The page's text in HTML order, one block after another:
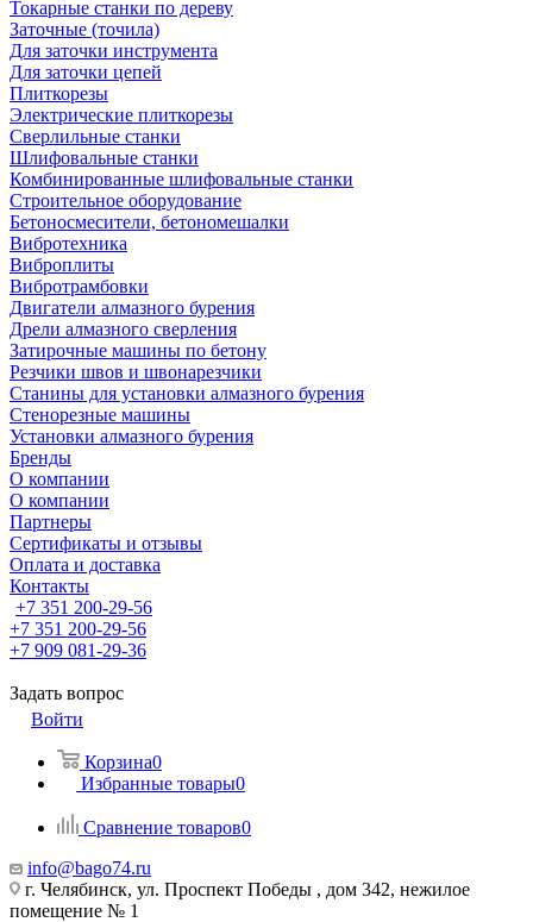
Токарные станки по дереву
Заточные (точила)
Для заточки инструмента
Для заточки цепей
Плиткорезы
Электрические плиткорезы
Сверлильные станки
Шлифовальные станки
Комбинированные шлифовальные станки
Строительное оборудование
Бетоносмесители, бетономешалки
Вибротехника
Виброплиты
Вибротрамбовки
Двигатели алмазного бурения
Дрели алмазного сверления
Затирочные машины по бетону
Резчики швов и швонарезчики
Станины для установки алмазного бурения
Стенорезные машины
Установки алмазного бурения
Бренды
О компании
О компании
Партнеры
Cертификаты и отзывы
Оплата и доставка
Контакты
+7 351 200-29-56
+7 351 200-29-56
+7 909 081-29-36
Задать вопрос
Войти
Корзина0
Избранные товары0
Сравнение товаров0
info@bago74.ru
г. Челябинск, ул. Проспект Победы , дом 342, нежилое
помещение № 1